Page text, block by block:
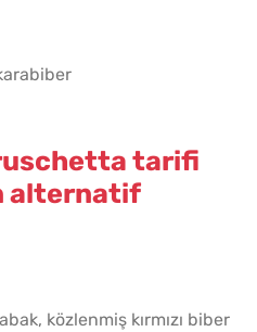
tarifi
alternatif
közlenmiş kırmızı biber